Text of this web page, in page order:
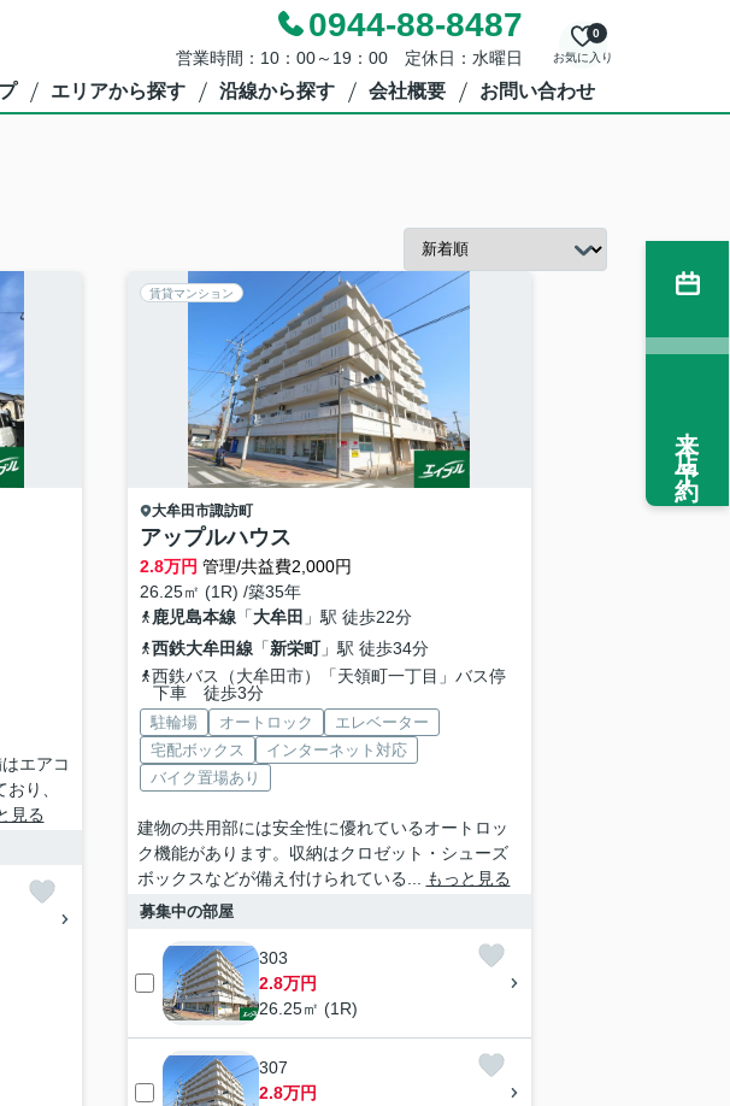
0944-88-8487
営業時間：10：00～19：00 定休日：水曜日 お気に入り
0
エリアから探す 沿線から探す 会社概要 お問い合わせ
エアコ
り、
見る
賃貸マンション
大牟田市諏訪町
アップルハウス
2.8万円 管理/共益費2,000円
26.25㎡ (1R) /築35年
鹿児島本線「大牟田 」駅 徒歩22分
西鉄大牟田線「新栄町」駅 徒歩34分
西鉄バス（大牟田市）「天領町一丁目」バス停
下車 徒歩3分
駐輪場 オートロック
エレベーター
宅配ボックス
インターネット対応
バイク置場あり
建物の共用部には安全性に優れているオートロッ
ク機能があります。収納はクロゼット・シューズ
ボックスなどが備え付けられている...
もっと見る
募集中の部屋
303
2.8万円
26.25㎡ (1R)
307
2.8万円
来店予約